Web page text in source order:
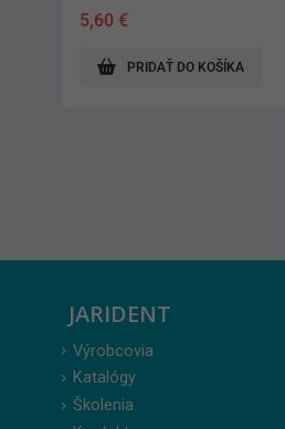
16,90
PRIDAŤ DO KOŠÍKA
JARIDENT
Výrobcovia
Katalógy
Školenia